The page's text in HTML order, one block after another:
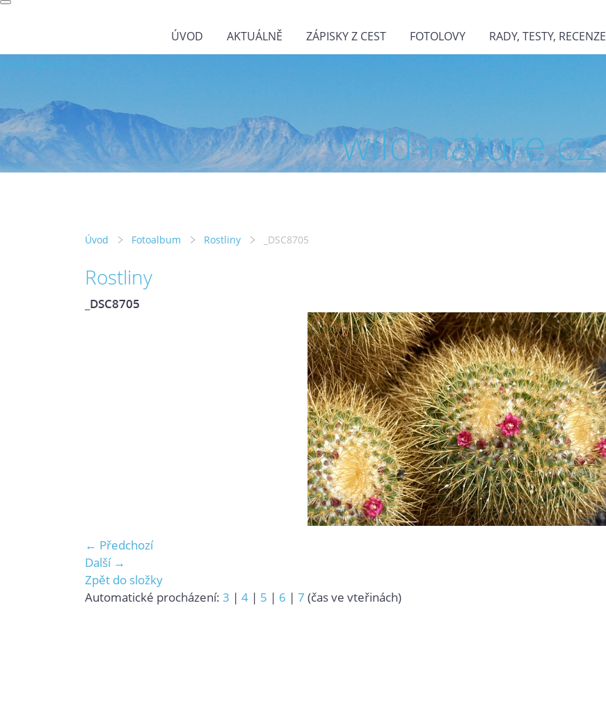
ÚVOD AKTUÁLNĚ ZÁPISKY Z CEST FOTOLOVY RADY, TESTY, RECENZE
wild-nature.cz
Úvod Fotoalbum Rostliny _DSC8705
Rostliny
_DSC8705
← Předchozí
Další →
Zpět do složky
Automatické procházení: 3 | 4 | 5 | 6 | 7 (čas ve vteřinách)